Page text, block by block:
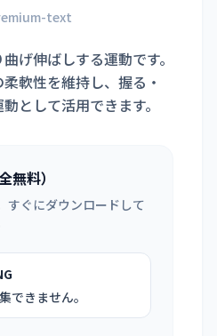
text
げ伸ばしする運動です。
軟性を維持し、握る・
として活用できます。
無料）
すぐにダウンロードして
できません。